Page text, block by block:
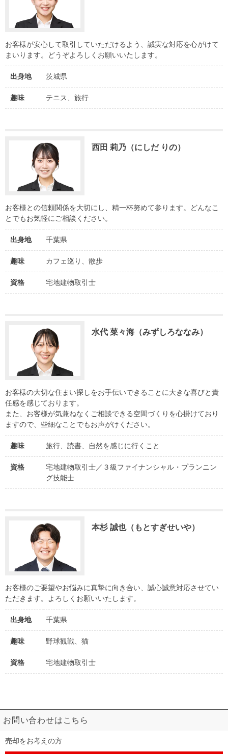
お客様が安心して取引していただけるよう、誠実な対応を心がけて
まいります。どうぞよろしくお願いいたします。
出身地 茨城県
趣味 テニス、旅行
西田 莉乃（にしだ りの）
お客様との信頼関係を大切にし、精一杯努めて参ります。どんなこ
とでもお気軽にご相談ください。
出身地 千葉県
趣味 カフェ巡り、散歩
資格 宅地建物取引士
水代 菜々海（みずしろななみ）
お客様の大切な住まい探しをお手伝いできることに大きな喜びと責
任感を感じております。
また、お客様が気兼ねなくご相談できる空間づくりを心掛けており
ますので、些細なことでもお声がけください。
趣味 旅行、読書、自然を感じに行くこと
資格
宅地建物取引士／３級ファイナンシャル・プランニン
グ技能士
本杉 誠也（もとすぎせいや）
お客様のご要望やお悩みに真摯に向き合い、誠心誠意対応させてい
ただきます。よろしくお願いいたします。
出身地 千葉県
趣味 野球観戦、猫
資格 宅地建物取引士
お問い合わせはこちら
売却をお考えの方